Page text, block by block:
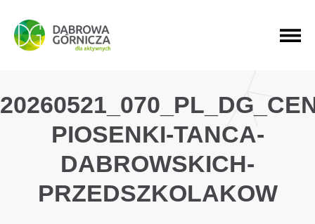
PRZEJDŹ DO MENU GŁÓWNEGO
PRZEJDŹ DO WYSZUKIWARKI
PRZEJDŹ DO TREŚCI
PIOSENKI-TANCA-
DABROWSKICH-
PRZEDSZKOLAKOW